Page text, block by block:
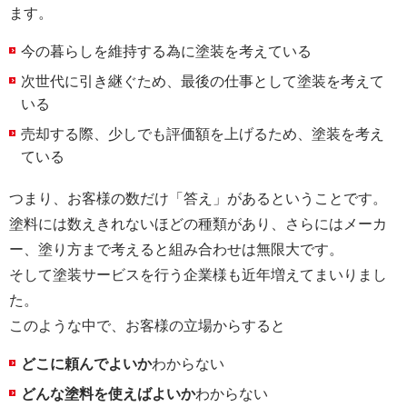
ます。
今の暮らしを維持する為に塗装を考えている
次世代に引き継ぐため、最後の仕事として塗装を考えて
いる
売却する際、少しでも評価額を上げるため、塗装を考え
ている
つまり、お客様の数だけ「答え」があるということです。
塗料には数えきれないほどの種類があり、さらにはメーカ
ー、塗り方まで考えると組み合わせは無限大です。
そして塗装サービスを行う企業様も近年増えてまいりまし
た。
このような中で、お客様の立場からすると
どこに頼んでよいかわからない
どんな塗料を使えばよいかわからない